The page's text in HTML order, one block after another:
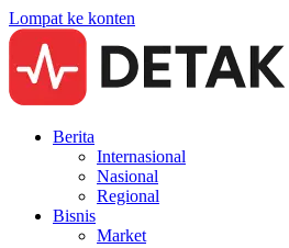
Lompat ke konten
Berita
Internasional
Nasional
Regional
Bisnis
Market